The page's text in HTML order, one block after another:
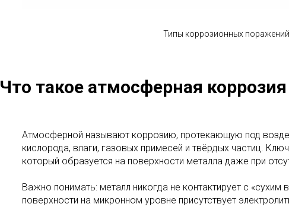
Типы коррозионных
Что такое атмосферная
Атмосферной называют коррозию, протекающую под
кислорода, влаги, газовых примесей и твёрдых частиц.
который образуется на поверхности металла даже при
Важно понимать: металл никогда не контактирует с
поверхности на микронном уровне присутствует